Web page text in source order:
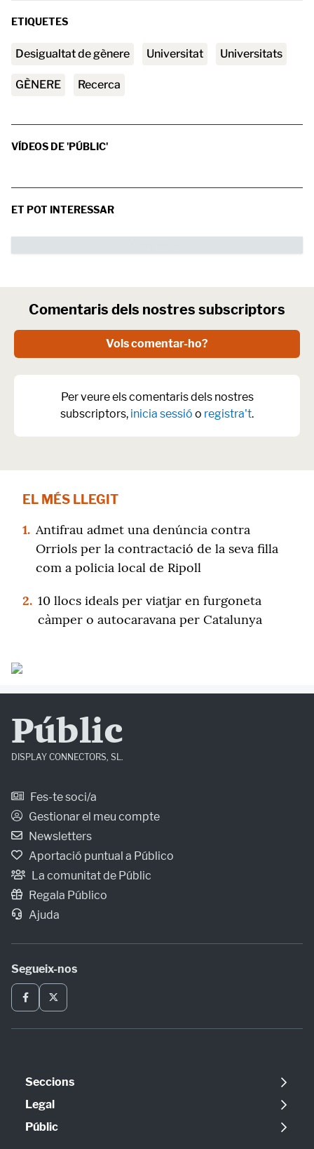
ETIQUETES
desigualtat de gènere universitat universitats
GÈNERE Recerca
VÍDEOS DE 'PÚBLIC'
ET POT INTERESSAR
Comentaris dels nostres subscriptors
Vols comentar-ho?
Per veure els comentaris dels nostres
subscriptors, inicia sessió o registra't.
EL MÉS LLEGIT
1. Antifrau admet una denúncia contra
Orriols per la contractació de la seva filla
com a policia local de Ripoll
2. 10 llocs ideals per viatjar en furgoneta
càmper o autocaravana per Catalunya
Públic
DISPLAY CONNECTORS, SL.
Fes-te soci/a
Gestionar el meu compte
Newsletters
Aportació puntual a Público
La comunitat de Públic
Regala Público
Ajuda
Segueix-nos
Seccions
Política
Opinió
Legal
Avís legal
Públic